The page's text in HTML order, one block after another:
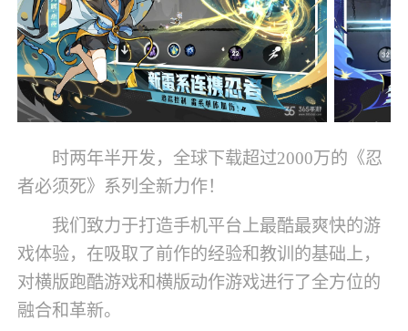
时两年半开发，全球下载超过2000万的《忍
者必须死》系列全新力作！
我们致力于打造手机平台上最酷最爽快的游
戏体验，在吸取了前作的经验和教训的基础上，
对横版跑酷游戏和横版动作游戏进行了全方位的
融合和革新。